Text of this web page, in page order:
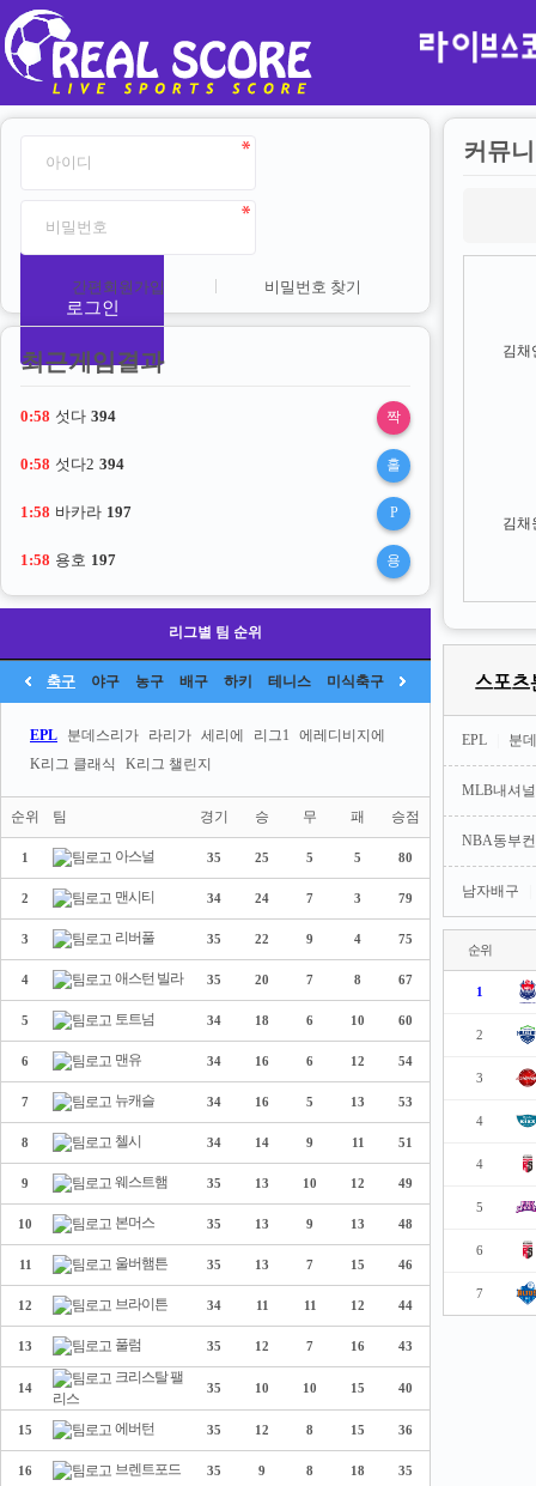
로그인
간편회원가입 비밀번호 찾기
최근게임결과
0:57 섯다 394 짝
0:57 섯다2 394 홀
1:57 바카라 197 P
1:57 용호 197 용
리그별 팀 순위
축구 야구 농구 배구 하키 테니스 미식축구
EPL 분데스리가 라리가 세리에 리그1
에레디비지에
K리그 클래식
K리그 챌린지
순위 팀 경기 승 무 패 승점
1 아스널 35 25 5 5 80
2 맨시티 34 24 7 3 79
3 리버풀 35 22 9 4 75
4 애스턴 빌라 35 20 7 8 67
5 토트넘 34 18 6 10 60
6 맨유 34 16 6 12 54
7 뉴캐슬 34 16 5 13 53
8 첼시 34 14 9 11 51
9 웨스트햄 35 13 10 12 49
10 본머스 35 13 9 13 48
11 울버햄튼 35 13 7 15 46
12 브라이튼 34 11 11 12 44
13 풀럼 35 12 7 16 43
14
크리스탈 팰
리스
35 10 10 15 40
15 에버턴 35 12 8 15 36
16 브렌트포드 35 9 8 18 35
커뮤
김채
김채
EPL 분
MLB내셔
NBA동부
남자배구
순위
1
2
3
4
4
5
6
7